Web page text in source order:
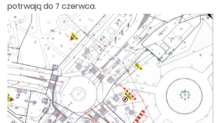
potrwają do 7 czerwca.